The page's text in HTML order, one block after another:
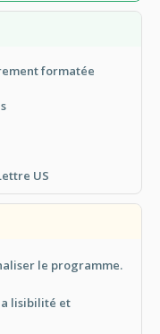
formatée
US
le programme.
lisibilité et